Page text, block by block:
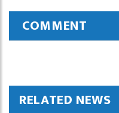
COMMENT
RELATED NEWS